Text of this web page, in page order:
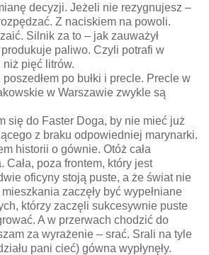
decyzji. Jeżeli nie rezygnujesz –
Z naciskiem na powoli.
Silnik za to – jak zauważył
paliwo. Czyli potrafi w
pięć litrów.
po bułki i precle. Precle w
w Warszawie zwykle są
się do Faster Doga, by nie mieć już
z braku odpowiedniej marynarki.
historii o gównie. Otóż cała
Cała, poza frontem, który jest
oficyny stoją puste, a że świat nie
zaczęły być wypełniane
którzy zaczęli sukcesywnie puste
A w przerwach chodzić do
za wyrażenie – srać. Srali na tyle
pani cieć) gówna wypłynęły.